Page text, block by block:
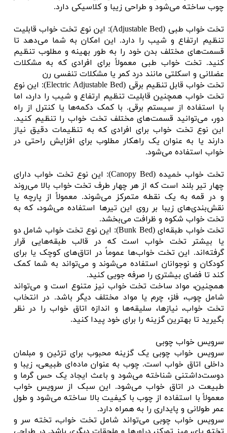
چوب ساخته می‌شود و طراحی زیبا و کلاسیکی دارد.
تخت خواب طبی (Adjustable Bed): این نوع تخت خواب قابلیت
تنظیم ارتفاع و شیب را دارد. این امکان به شما می‌دهد تا
قسمت‌های مختلف بدن خود را به طور بهینه و مطلوب تنظیم
کنید. تخت خواب طبی معمولاً برای افرادی که به مشکلات
عضلانی و اسکلتی مانند درد کمر یا مشکلات تنفسی رن
تخت خواب قابل تنظیم برقی (Electric Adjustable Bed): این نوع
تخت خواب همچنین قابلیت تنظیم ارتفاع و شیب را دارد، اما
با استفاده از سیستم برقی. با کمک دکمه‌ها یا کنترل از راه
دور، می‌توانید قسمت‌های مختلف تخت خواب را تنظیم کنید.
این نوع تخت خواب برای افرادی که به تنظیمات دقیق نیاز
دارند یا به عنوان یک راهکار مطلوب برای افزایش راحتی در
خواب استفاده می‌شود.
تخت خواب خمیده (Canopy Bed): این نوع تخت خواب دارای
چهار تیر بلند است که از هر چهار طرف تخت خواب بالا می‌روند
و در قمه به یک نقطه متمرکز می‌شوند. معمولاً از پارچه یا
نقش‌بندی‌های زیبا بر روی این تیرها استفاده می‌شود، که به
تخت خواب شکوه و ظرافت می‌بخشد.
تخت خواب طبقه‌ای (Bunk Bed): این نوع تخت خواب شامل دو
یا بیشتر تخت خواب است که در قالب طبقه‌هایی قرار
گرفته‌اند. این تخت خواب‌ها عموماً در اتاق‌های کوچک یا برای
کودکان و نوجوانان استفاده می‌شوند و می‌تواند به شما کمک
کند تا فضای بیشتری را صرفه جویی کنید.
همچنین، مواد ساخت تخت خواب نیز متنوع است و می‌تواند
شامل چوب، فلز، چرم یا مواد مختلف دیگر باشد. در انتخاب
تخت خواب، نیازها، سلیقه‌ها و اندازه اتاق خواب را در نظر
بگیرید تا بهترین گزینه را برای خود پیدا کنید.
سرویس خواب چوبی
سرویس خواب چوبی یک گزینه محبوب برای تزئین و مبلمان
داخلی اتاق خواب است. چوب به عنوان ماده‌ای طبیعی، زیبا و
دوست‌داشتنی شناخته می‌شود و باعث ایجاد یک حس گرما و
طبیعت در اتاق خواب می‌شود. این سبک از سرویس خواب
معمولاً با استفاده از چوب با کیفیت بالا ساخته می‌شود و طول
عمر طولانی و پایداری را به همراه دارد.
سرویس خواب چوبی می‌تواند شامل تخت خواب، تخته سر و